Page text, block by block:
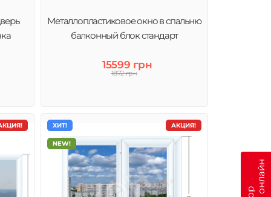
Металлопластиковое окно в спальню
балконный блок стандарт
15599 грн
1872 грн
АКЦИЯ!
ХИТ!
NEW!